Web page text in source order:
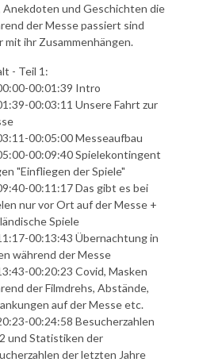
Anekdoten und Geschichten die
der Messe passiert sind
mit ihr Zusammenhängen.
- Teil 1:
00:01:39 Intro
00:03:11 Unsere Fahrt zur
00:05:00 Messeaufbau
00:09:40 Spielekontingent
"Einfliegen der Spiele"
00:11:17 Das gibt es bei
nur vor Ort auf der Messe +
Spiele
00:13:43 Übernachtung in
während der Messe
00:20:23 Covid, Masken
der Filmdrehs, Abstände,
auf der Messe etc.
00:24:58 Besucherzahlen
und Statistiken der
der letzten Jahre